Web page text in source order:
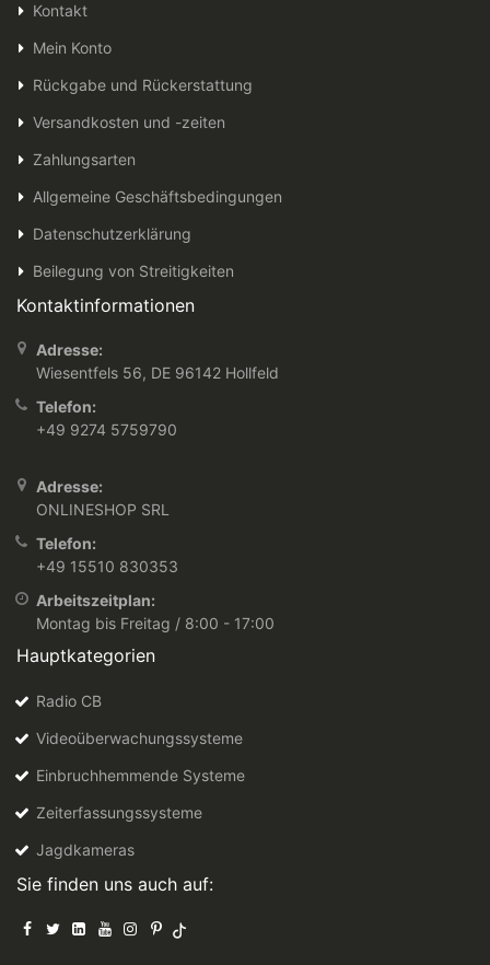
Kontakt
Mein Konto
Rückgabe und Rückerstattung
Versandkosten und -zeiten
Zahlungsarten
Allgemeine Geschäftsbedingungen
Datenschutzerklärung
Beilegung von Streitigkeiten
Kontaktinformationen
Adresse:
Wiesentfels 56, DE 96142 Hollfeld
Telefon:
+49 9274 5759790
Adresse:
ONLINESHOP SRL
Telefon:
+49 15510 830353
Arbeitszeitplan:
Montag bis Freitag / 8:00 - 17:00
Hauptkategorien
Radio CB
Videoüberwachungssysteme
Einbruchhemmende Systeme
Zeiterfassungssysteme
Jagdkameras
Sie finden uns auch auf: